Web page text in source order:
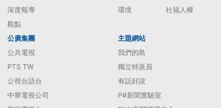
深度報導
觀點
環境
社福人權
公廣集團
公共電視
PTS TW
公視台語台
中華電視公司
主題網站
我們的島
獨立特派員
有話好說
P#新聞實驗室